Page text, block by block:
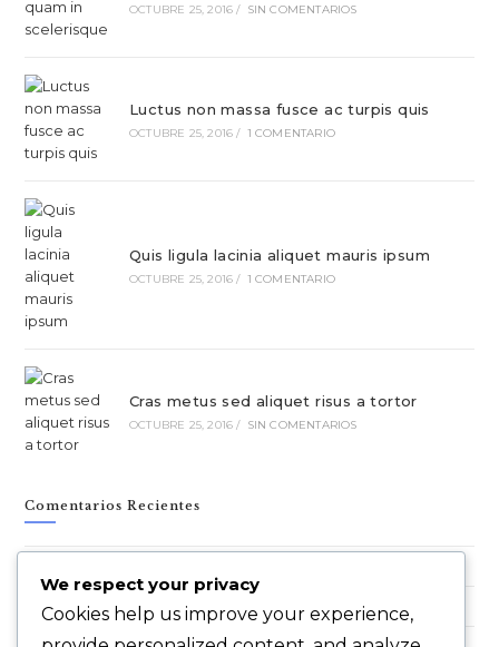
OCTUBRE 25, 2016 / SIN COMENTARIOS
Luctus non massa fusce ac turpis quis
OCTUBRE 25, 2016 / 1 COMENTARIO
Quis ligula lacinia aliquet mauris ipsum
OCTUBRE 25, 2016 / 1 COMENTARIO
Cras metus sed aliquet risus a tortor
OCTUBRE 25, 2016 / SIN COMENTARIOS
Comentarios Recientes
OceanWP en Quis ligula lacinia aliquet mauris ipsum
We respect your privacy
Cookies help us improve your experience,